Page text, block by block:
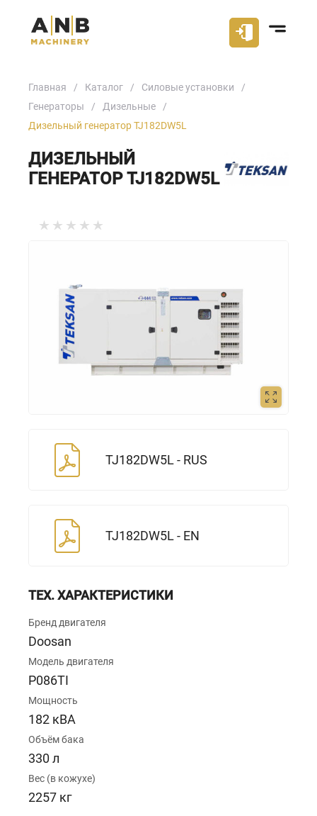
Главная Каталог
Силовые установки
Генераторы
Дизельные
Дизельный генератор TJ182DW5L
ДИЗЕЛЬНЫЙ
ГЕНЕРАТОР TJ182DW5L
TJ182DW5L - RUS
TJ182DW5L - EN
ТЕХ. ХАРАКТЕРИСТИКИ
Бренд двигателя
Doosan
Модель двигателя
P086TI
Мощность
182 кВА
Объём бака
330 л
Вес (в кожухе)
2257 кг